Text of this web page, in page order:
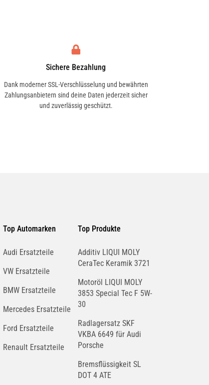
Sichere Bezahlung
Dank moderner SSL-Verschlüsselung und bewährten
Zahlungsanbietern sind deine Daten jederzeit sicher
und zuverlässig geschützt.
Top Automarken
Audi Ersatzteile
VW Ersatzteile
BMW Ersatzteile
Mercedes Ersatzteile
Ford Ersatzteile
Renault Ersatzteile
Top Produkte
Additiv LIQUI MOLY
CeraTec Keramik 3721
Motoröl LIQUI MOLY
3853 Special Tec F 5W-
30
Radlagersatz SKF
VKBA 6649 für Audi
Porsche
Bremsflüssigkeit SL
DOT 4 ATE